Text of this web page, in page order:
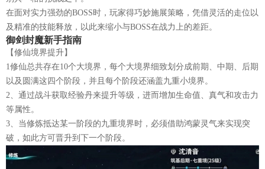
在面对实力强劲的BOSS时，玩家得巧妙施展策略，凭借灵活的走位以
及精准的技能释放，以此来缩小与BOSS在战力上的差距。
御剑封魔新手指南
【修仙境界提升】
1修仙总共存在10个大境界，每个大境界细致划分成前期、中期、后期
以及圆满这四个阶段，并且每个阶段还涵盖九重小境界。
2、通过战斗获取经验丹来提升等级，进而增加生命值、真气和攻击力
等属性。
3、当修炼抵达某一阶段的九重境界时，必须借助鸿蒙灵气来实现突
破，如此方可晋升到下一个阶段。